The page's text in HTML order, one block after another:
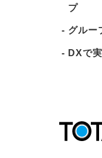
プ
グルー
DXで